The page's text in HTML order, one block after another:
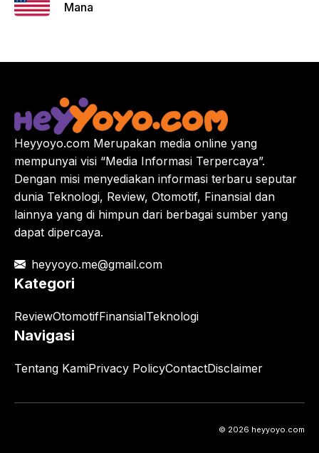
Mana
Heyyoyo.com Merupakan media online yang
mempunyai visi “Media Informasi Terpercaya”.
Dengan misi menyediakan informasi terbaru seputar
dunia Teknologi, Review, Otomotif, Finansial dan
lainnya yang di himpun dari berbagai sumber yang
dapat dipercaya.
heyyoyo.me@gmail.com
Kategori
ReviewOtomotifFinansialTeknologi
Navigasi
Tentang KamiPrivacy PolicyContactDisclaimer
© 2026 heyyoyo.com